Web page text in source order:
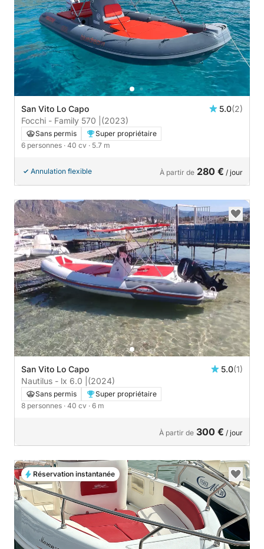
San Vito Lo Capo 5.0(2)
Focchi - Family 570 | (2023)
Sans permis
Super propriétaire
6 personnes · 40 cv · 5.7 m
Annulation flexible À partir de 280 € / jour
San Vito Lo Capo 5.0(1)
Nautilus - lx 6.0 | (2024)
Sans permis
Super propriétaire
8 personnes · 40 cv · 6 m
À partir de 300 € / jour
Réservation instantanée